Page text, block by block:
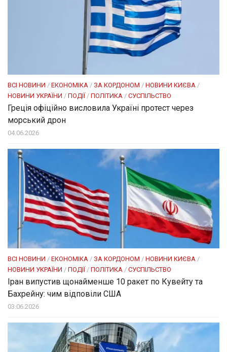
ВСІ НОВИНИ / ЕКОНОМІКА / ЗА КОРДОНОМ / НОВИНИ КИЄВА /
НОВИНИ УКРАЇНИ / ПОДІЇ/ ПОЛІТИКА / СУСПІЛЬСТВО
Греція офіційно висловила Україні протест через
морський дрон
04.06.2026
ВСІ НОВИНИ / ЕКОНОМІКА / ЗА КОРДОНОМ / НОВИНИ КИЄВА /
НОВИНИ УКРАЇНИ / ПОДІЇ / ПОЛІТИКА / СУСПІЛЬСТВО
Іран випустив щонайменше 10 ракет по Кувейту та
Бахрейну: чим відповіли США
03.06.2026